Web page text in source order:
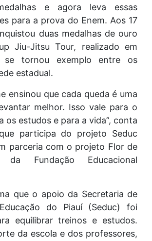
e agora leva essas
para a prova do Enem. Aos 17
duas medalhas de ouro
Jiu-Jitsu Tour, realizado em
se tornou exemplo entre os
estadual.
ensinou que cada queda é uma
melhor. Isso vale para o
os estudos e para a vida”, conta
participa do projeto Seduc
parceria com o projeto Flor de
da Fundação Educacional
que o apoio da Secretaria de
do Piauí (Seduc) foi
equilibrar treinos e estudos.
da escola e dos professores,